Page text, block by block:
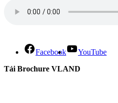
Facebook
YouTube
Tải Brochure VLAND